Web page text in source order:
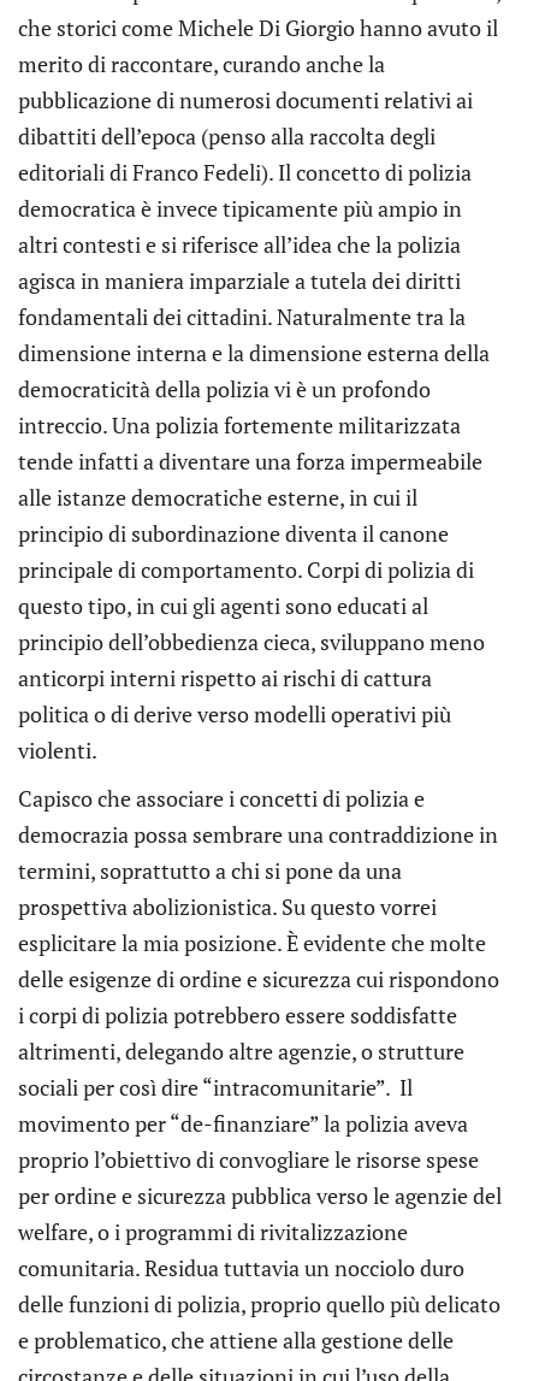
che storici come Michele Di Giorgio hanno avuto il
merito di raccontare, curando anche la
pubblicazione di numerosi documenti relativi ai
dibattiti dell’epoca (penso alla raccolta degli
editoriali di Franco Fedeli). Il concetto di polizia
democratica è invece tipicamente più ampio in
altri contesti e si riferisce all’idea che la polizia
agisca in maniera imparziale a tutela dei diritti
fondamentali dei cittadini. Naturalmente tra la
dimensione interna e la dimensione esterna della
democraticità della polizia vi è un profondo
intreccio. Una polizia fortemente militarizzata
tende infatti a diventare una forza impermeabile
alle istanze democratiche esterne, in cui il
principio di subordinazione diventa il canone
principale di comportamento. Corpi di polizia di
questo tipo, in cui gli agenti sono educati al
principio dell’obbedienza cieca, sviluppano meno
anticorpi interni rispetto ai rischi di cattura
politica o di derive verso modelli operativi più
violenti.
Capisco che associare i concetti di polizia e
democrazia possa sembrare una contraddizione in
termini, soprattutto a chi si pone da una
prospettiva abolizionistica. Su questo vorrei
esplicitare la mia posizione. È evidente che molte
delle esigenze di ordine e sicurezza cui rispondono
i corpi di polizia potrebbero essere soddisfatte
altrimenti, delegando altre agenzie, o strutture
sociali per così dire “intracomunitarie”. Il
movimento per “de-finanziare” la polizia aveva
proprio l’obiettivo di convogliare le risorse spese
per ordine e sicurezza pubblica verso le agenzie del
welfare, o i programmi di rivitalizzazione
comunitaria. Residua tuttavia un nocciolo duro
delle funzioni di polizia, proprio quello più delicato
e problematico, che attiene alla gestione delle